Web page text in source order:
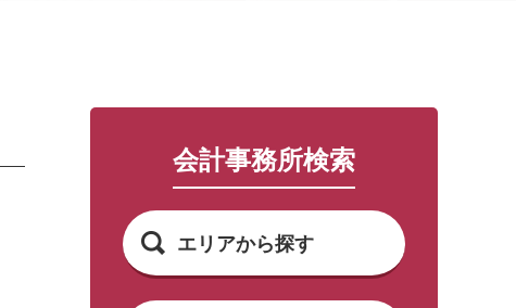
会計事務所検索
エリアから探す